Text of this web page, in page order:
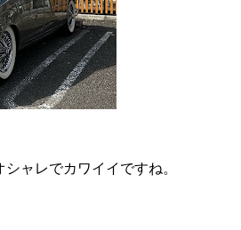
ャレでカワイイですね。